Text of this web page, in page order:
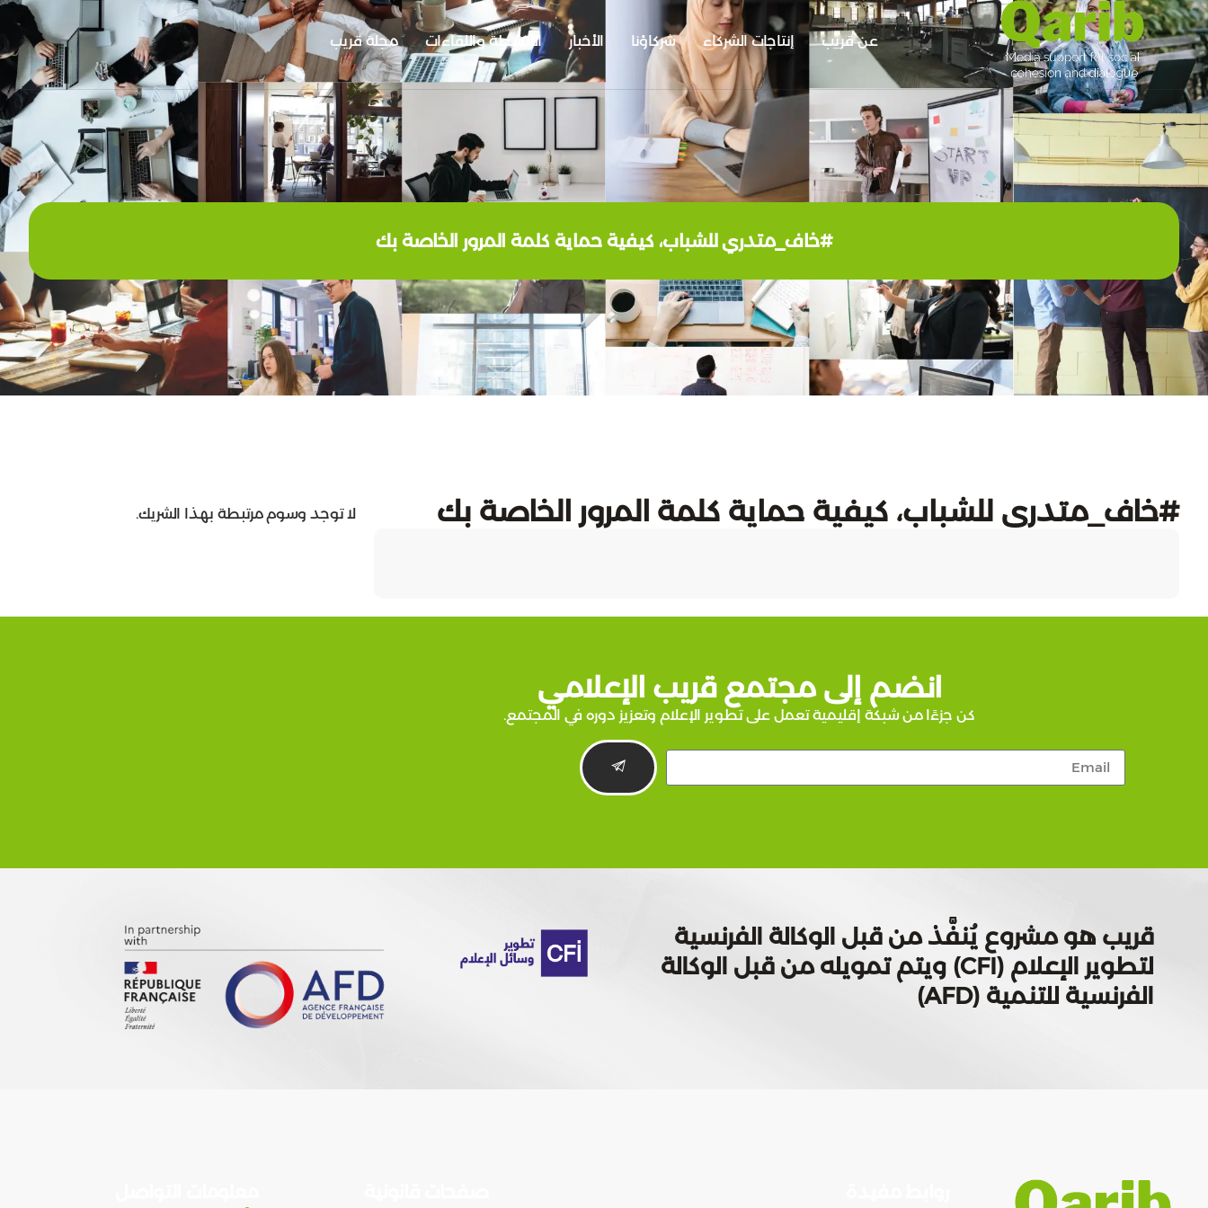
عن قريب إنتاجات الشركاء شركاؤنا الأخبار الأنشطة واللقاءات مجلة قريب
#خاف_متدري للشباب، كيفية حماية كلمة المرور الخاصة بك
#خاف_متدري للشباب، كيفية حماية كلمة المرور الخاصة بك لا توجد وسوم مرتبطة بهذا الشريك.
انضم إلى مجتمع قريب الإعلامي
كن جزءًا من شبكة إقليمية تعمل على تطوير الإعلام وتعزيز دوره في المجتمع.
قريب هو مشروع يُنفَّذ من قبل الوكالة الفرنسية
لتطوير الإعلام (CFI) ويتم تمويله من قبل الوكالة
الفرنسية للتنمية (AFD)